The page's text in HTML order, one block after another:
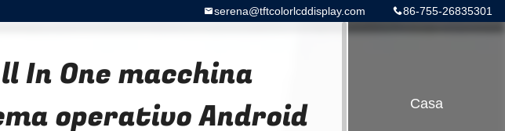
86-755-26835301
serena@tftcolorlcddisplay.com
In One macchina
operativo Android
Casa